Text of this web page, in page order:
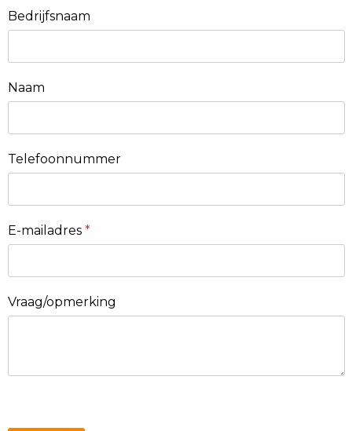
Bedrijfsnaam
Naam
Telefoonnummer
E-mailadres *
Vraag/opmerking